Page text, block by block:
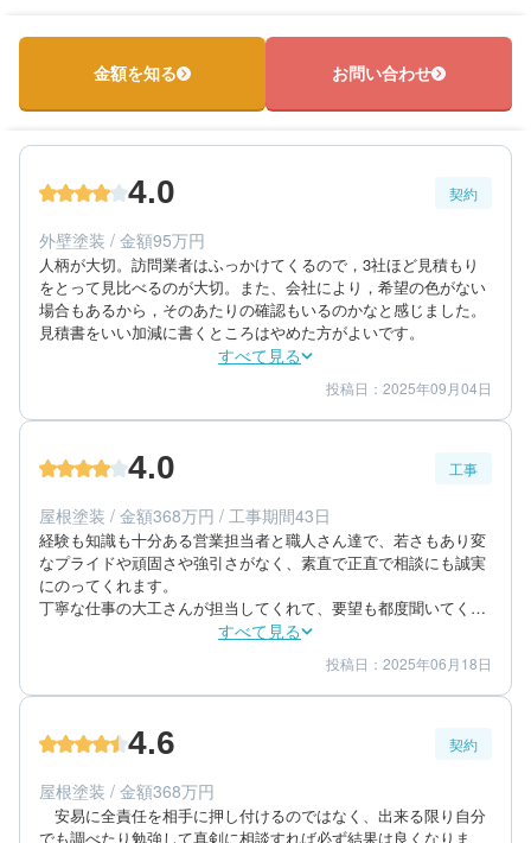
70代/女性/一戸建て
築年数：28年
金額を知る お問い合わせ
4.0 契約
外壁塗装 / 金額95万円
人柄が大切。訪問業者はふっかけてくるので，3社ほど見積もり
をとって見比べるのが大切。また、会社により，希望の色がない
場合もあるから，そのあたりの確認もいるのかなと感じました。
見積書をいい加減に書くところはやめた方がよいです。
すべて見る
金額感 4
担当者 4
40代/男性/一戸建て
築年数：35年
投稿日：2025年09月04日
4.0 工事
屋根塗装 / 金額368万円 / 工事期間43日
経験も知識も十分ある営業担当者と職人さん達で、若さもあり変
なプライドや頑固さや強引さがなく、素直で正直で相談にも誠実
にのってくれます。
丁寧な仕事の大工さんが担当してくれて、要望も都度聞いてくれ
るし、説明も丁寧でありがたかったのですが、工事完了が予定よ
り大分遅く、細かい手直しが梅雨直前になったので少し不満か
キチンと綺麗に仕上がり満足してます(私の細かいチェックもあっ
すべて見る
仕上がり 4
満足度 5
50代/男性/一戸建て
築年数：50年
投稿日：2025年06月18日
4.6 契約
屋根塗装 / 金額368万円
安易に全責任を相手に押し付けるのではなく、出来る限り自分
でも調べたり勉強して真剣に相談すれば必ず結果は良くなりま